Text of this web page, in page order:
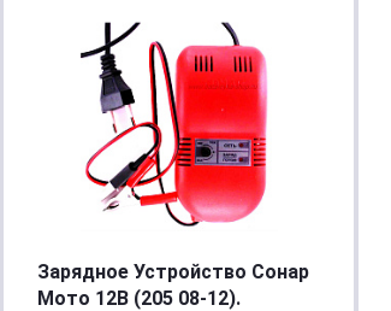
Зарядное Устройство Сонар
Мото 12В (205 08-12).